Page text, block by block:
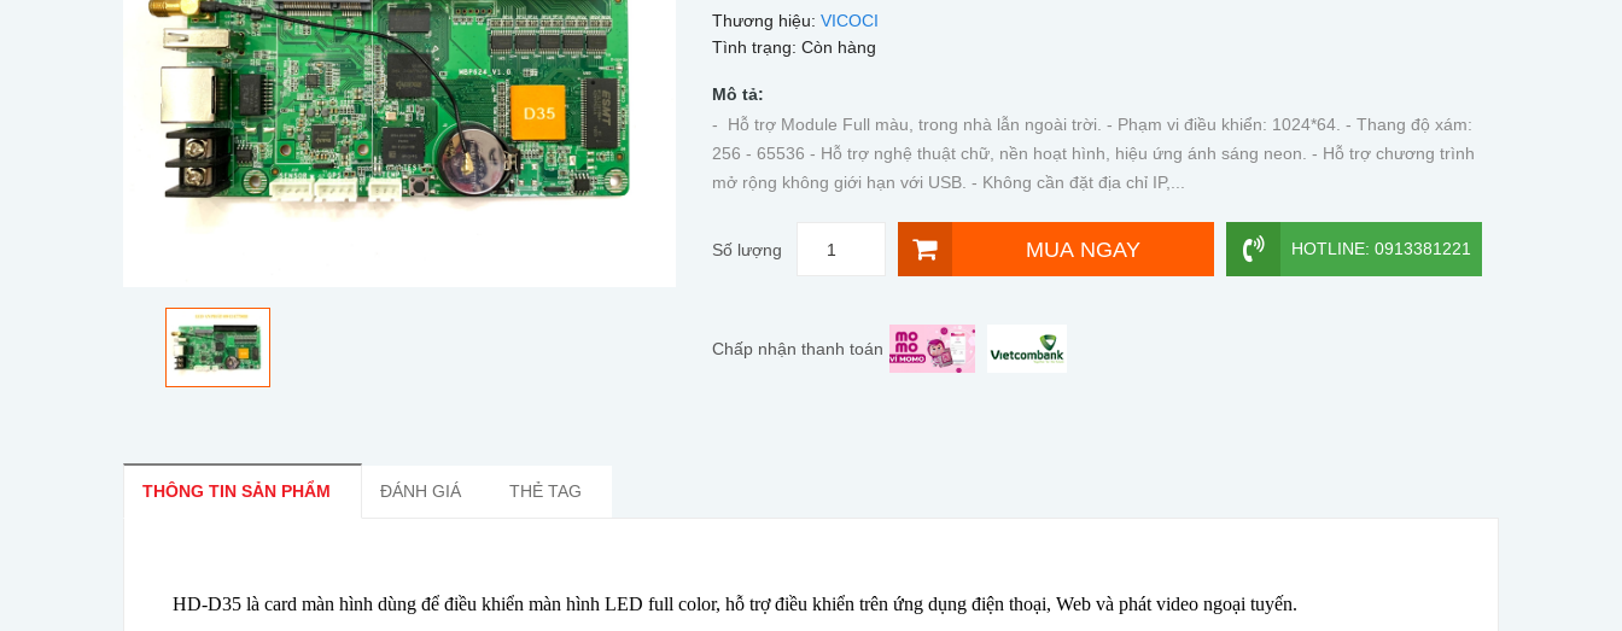
Thương hiệu: VICOCI
Tình trạng: Còn hàng
Mô tả:
- Hỗ trợ Module Full màu, trong nhà lẫn ngoài trời. - Phạm vi điều khiển: 1024*64. - Thang độ xám:
256 - 65536 - Hỗ trợ nghệ thuật chữ, nền hoạt hình, hiệu ứng ánh sáng neon. - Hỗ trợ chương trình
mở rộng không giới hạn với USB. - Không cần đặt địa chỉ IP,...
Số lượng MUA NGAY HOTLINE: 0913381221
Chấp nhận thanh toán
THÔNG TIN SẢN PHẨM ĐÁNH GIÁ THẺ TAG
HD-D35 là card màn hình dùng để điều khiển màn hình LED full color, hỗ trợ điều khiển trên ứng dụng điện thoại, Web và phát video ngoại tuyến.